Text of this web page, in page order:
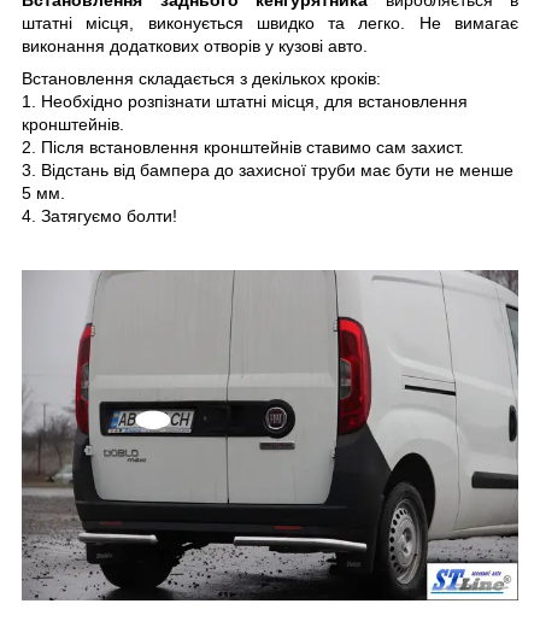
штатні місця, виконується швидко та легко. Не вимагає
виконання додаткових отворів у кузові авто.
Встановлення складається з декількох кроків:
1. Необхідно розпізнати штатні місця, для встановлення
кронштейнів.
2. Після встановлення кронштейнів ставимо сам захист.
3. Відстань від бампера до захисної труби має бути не менше
5 мм.
4. Затягуємо болти!